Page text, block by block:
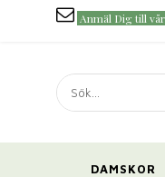
Anmäl Dig till
DAMSKOR